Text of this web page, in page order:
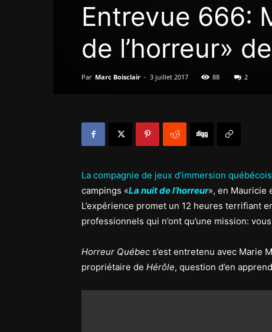
Entrevue 666:
de l’horreur»
Par Marc Boisclair - 3 juillet 2017 88 2
La compagnie de jeux d’immersion
campings «La nuit de l’horreur», en Mauricie
L’expérience promet un 12 heures terrifiant
professionnels qui n’ont qu’une mission:
Horreur Québec s’est entretenu avec Marie
propriétaire de Hérôle, question d’en